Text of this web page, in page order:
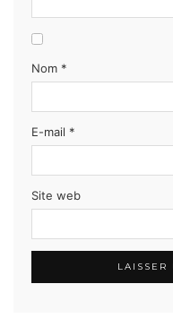
Nom *
E-mail *
Site web